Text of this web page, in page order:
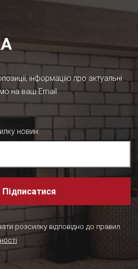
інформацію про актуальні
на ваш Email
новин:
Підписатися
розсилку відповідно до правил